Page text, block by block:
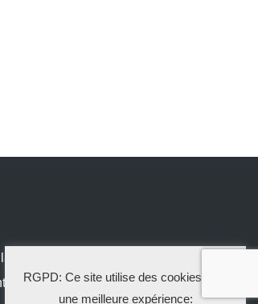
de site
légales
RGPD: Ce site utilise des cookies pour
une meilleure expérience: